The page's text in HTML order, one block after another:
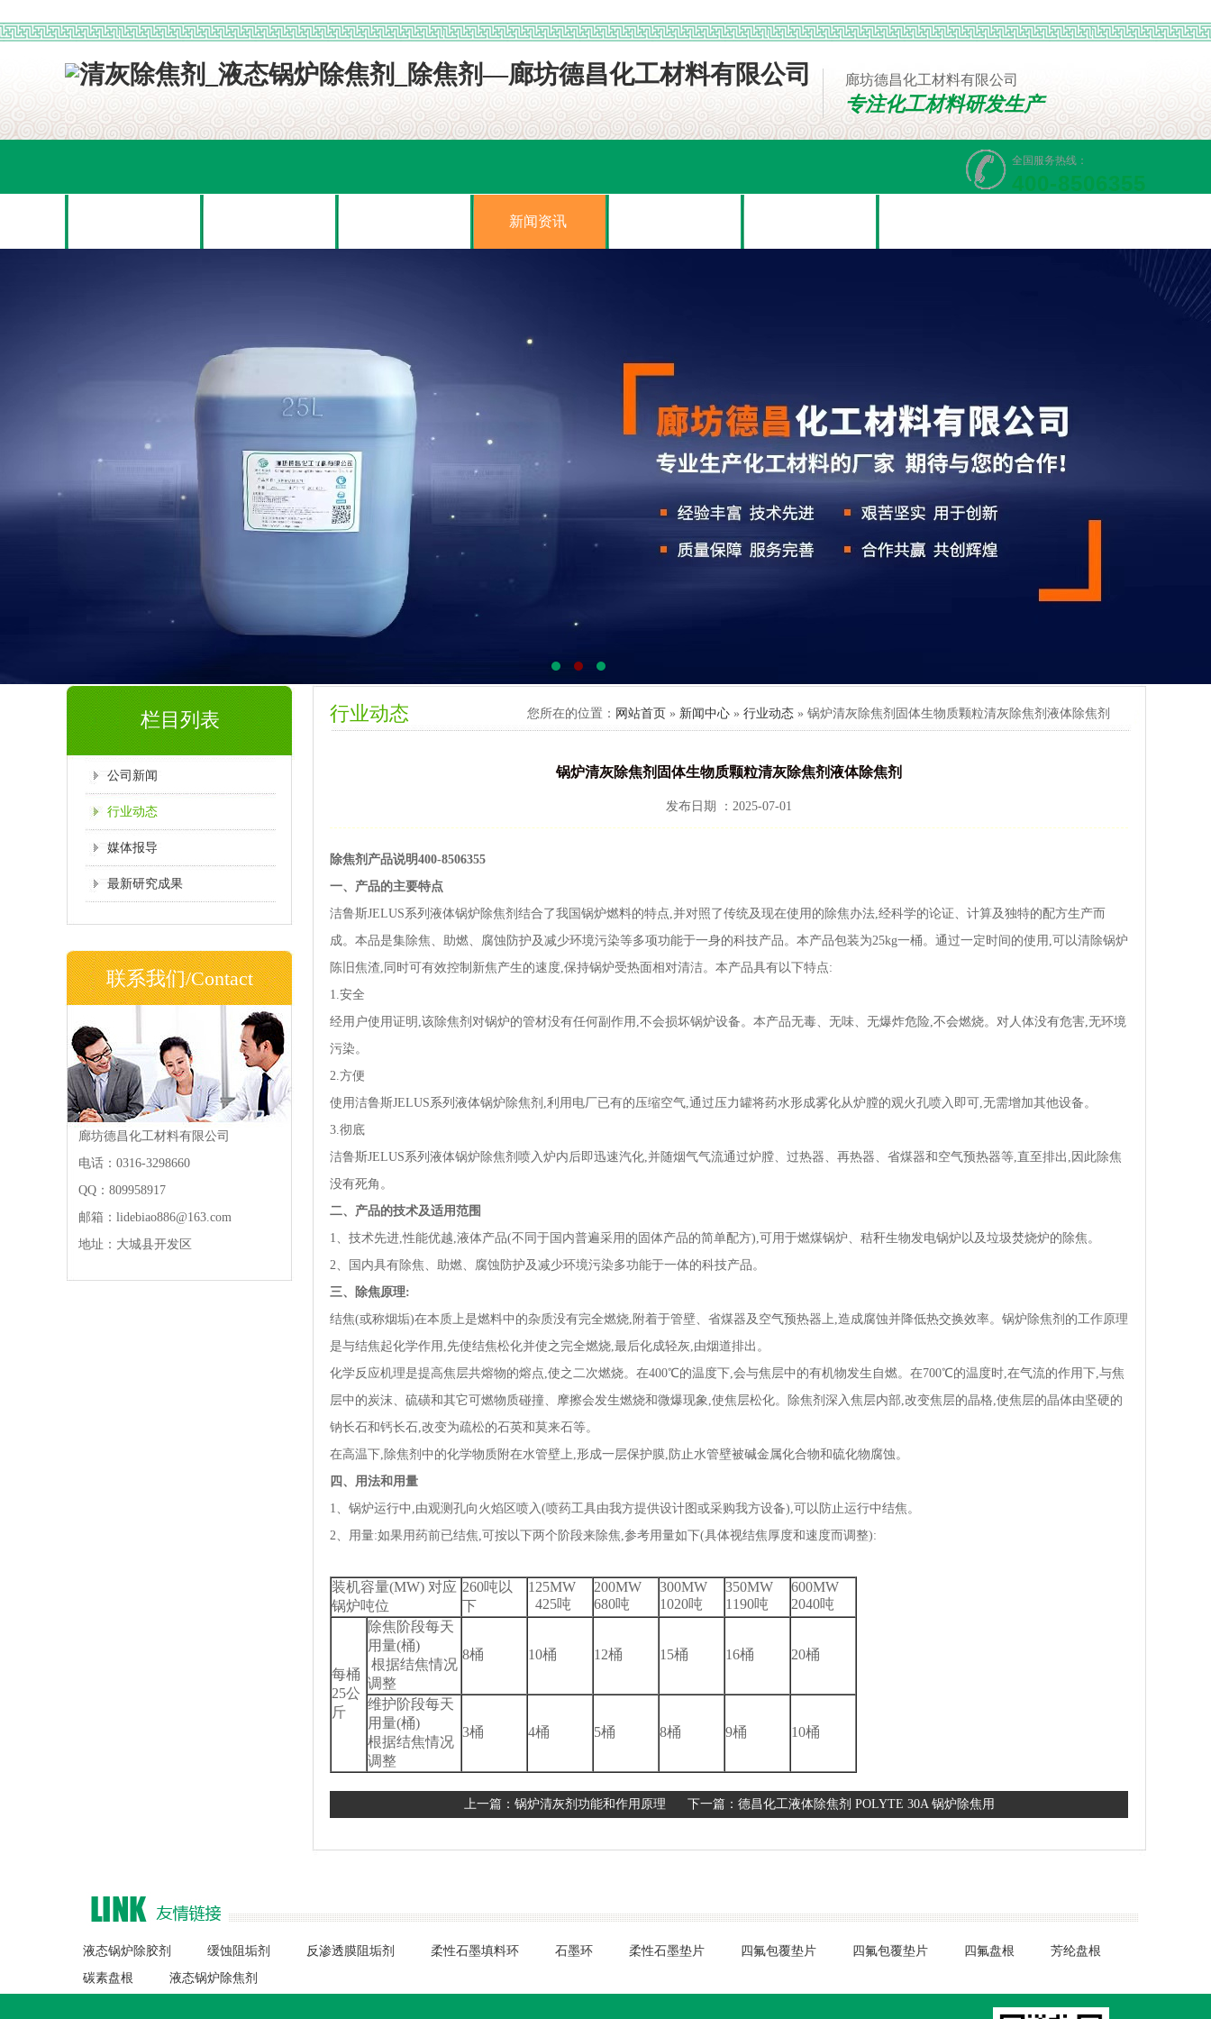
廊坊德昌化工材料有限公司
专注化工材料研发生产
全国服务热线：
400-8506355
新闻资讯
栏目列表
公司新闻
行业动态
媒体报导
最新研究成果
联系我们/Contact
廊坊德昌化工材料有限公司
电话：0316-3298660
QQ：809958917
邮箱：lidebiao886@163.com
地址：大城县开发区
行业动态 您所在的位置： 网站首页 » 新闻中心 » 行业动态 » 锅炉清灰除焦剂固体生物质颗粒清灰除焦剂液体除焦剂
锅炉清灰除焦剂固体生物质颗粒清灰除焦剂液体除焦剂
发布日期 ：2025-07-01
除焦剂产品说明400-8506355
一、产品的主要特点
洁鲁斯JELUS系列液体锅炉除焦剂结合了我国锅炉燃料的特点,并对照了传统及现在使用的除焦办法,经科学的论证、计算及独特的配方生产而
成。本品是集除焦、助燃、腐蚀防护及减少环境污染等多项功能于一身的科技产品。本产品包装为25kg一桶。通过一定时间的使用,可以清除锅炉
陈旧焦渣,同时可有效控制新焦产生的速度,保持锅炉受热面相对清洁。本产品具有以下特点:
1.安全
经用户使用证明,该除焦剂对锅炉的管材没有任何副作用,不会损坏锅炉设备。本产品无毒、无味、无爆炸危险,不会燃烧。对人体没有危害,无环境
污染。
2.方便
使用洁鲁斯JELUS系列液体锅炉除焦剂,利用电厂已有的压缩空气,通过压力罐将药水形成雾化从炉膛的观火孔喷入即可,无需增加其他设备。
3.彻底
洁鲁斯JELUS系列液体锅炉除焦剂喷入炉内后即迅速汽化,并随烟气气流通过炉膛、过热器、再热器、省煤器和空气预热器等,直至排出,因此除焦
没有死角。
二、产品的技术及适用范围
1、技术先进,性能优越,液体产品(不同于国内普遍采用的固体产品的简单配方),可用于燃煤锅炉、秸秆生物发电锅炉以及垃圾焚烧炉的除焦。
2、国内具有除焦、助燃、腐蚀防护及减少环境污染多功能于一体的科技产品。
三、除焦原理:
结焦(或称烟垢)在本质上是燃料中的杂质没有完全燃烧,附着于管壁、省煤器及空气预热器上,造成腐蚀并降低热交换效率。锅炉除焦剂的工作原理
是与结焦起化学作用,先使结焦松化并使之完全燃烧,最后化成轻灰,由烟道排出。
化学反应机理是提高焦层共熔物的熔点,使之二次燃烧。在400℃的温度下,会与焦层中的有机物发生自燃。在700℃的温度时,在气流的作用下,与焦
层中的炭沫、硫磺和其它可燃物质碰撞、摩擦会发生燃烧和微爆现象,使焦层松化。除焦剂深入焦层内部,改变焦层的晶格,使焦层的晶体由坚硬的
钠长石和钙长石,改变为疏松的石英和莫来石等。
在高温下,除焦剂中的化学物质附在水管壁上,形成一层保护膜,防止水管壁被碱金属化合物和硫化物腐蚀。
四、用法和用量
1、锅炉运行中,由观测孔向火焰区喷入(喷药工具由我方提供设计图或采购我方设备),可以防止运行中结焦。
2、用量:如果用药前已结焦,可按以下两个阶段来除焦,参考用量如下(具体视结焦厚度和速度而调整):
装机容量(MW) 对应
锅炉吨位
260吨以
下
125MW
425吨
200MW
680吨
300MW
1020吨
350MW
1190吨
600MW
2040吨
每桶
25公
斤
除焦阶段每天
用量(桶)
根据结焦情况
调整
8桶 10桶 12桶 15桶 16桶 20桶
维护阶段每天
用量(桶)
根据结焦情况
调整
3桶 4桶 5桶 8桶 9桶 10桶
上一篇： 锅炉清灰剂功能和作用原理 下一篇： 德昌化工液体除焦剂 POLYTE 30A 锅炉除焦用
液态锅炉除胶剂 缓蚀阻垢剂 反渗透膜阻垢剂 柔性石墨填料环 石墨环 柔性石墨垫片 四氟包覆垫片 四氟包覆垫片 四氟盘根
芳纶盘根
碳素盘根
液态锅炉除焦剂